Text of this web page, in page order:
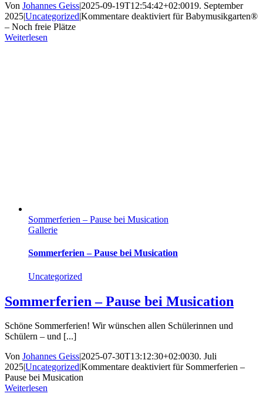
Von Johannes Geiss|2025-09-19T12:54:42+02:0019. September
2025|Uncategorized|Kommentare deaktiviert für Babymusikgarten®
– Noch freie Plätze
Weiterlesen
Sommerferien – Pause bei Musication
Gallerie
Sommerferien – Pause bei Musication
Uncategorized
Sommerferien – Pause bei Musication
Schöne Sommerferien! Wir wünschen allen Schülerinnen und
Schülern – und [...]
Von Johannes Geiss|2025-07-30T13:12:30+02:0030. Juli
2025|Uncategorized|Kommentare deaktiviertfür Sommerferien –
Pause bei Musication
Weiterlesen